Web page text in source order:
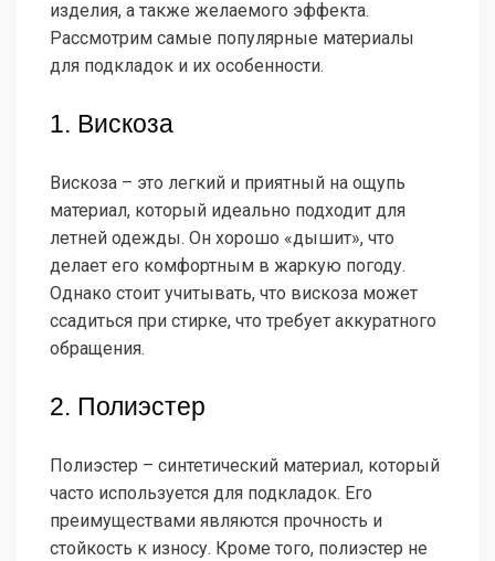
изделия, а также желаемого эффекта.
Рассмотрим самые популярные материалы
для подкладок и их особенности.
1. Вискоза
Вискоза – это легкий и приятный на ощупь
материал, который идеально подходит для
летней одежды. Он хорошо «дышит», что
делает его комфортным в жаркую погоду.
Однако стоит учитывать, что вискоза может
ссадиться при стирке, что требует аккуратного
обращения.
2. Полиэстер
Полиэстер – синтетический материал, который
часто используется для подкладок. Его
преимуществами являются прочность и
стойкость к износу. Кроме того, полиэстер не